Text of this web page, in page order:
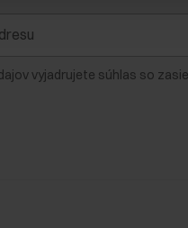
vyjadrujete súhlas so